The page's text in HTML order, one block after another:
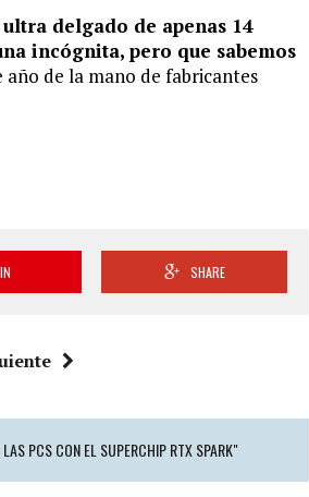
delgado de apenas 14
incógnita, pero que sabemos
de la mano de fabricantes
SHARE
PCS CON EL SUPERCHIP RTX SPARK"